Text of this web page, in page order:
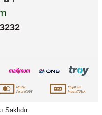
Saklıdır.